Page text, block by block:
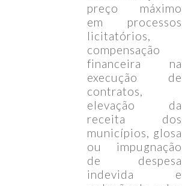
preço máximo
em processos
licitatórios,
compensação
financeira na
execução de
contratos,
elevação da
receita dos
municípios, glosa
ou impugnação
de despesa
indevida e